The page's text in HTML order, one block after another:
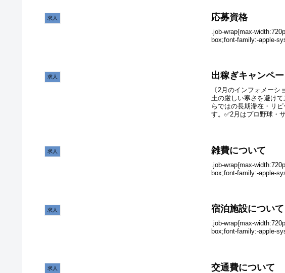
求人 応募資格
.job-wrap{max-
box;font-family:-apple-
求人 出稼ぎキャンペ
〔2月のインフォメー
土の厳しい寒さを避け
らではの長期滞在・リ
す。✅2月はプロ野球・
求人 雑費について
.job-wrap{max-
box;font-family:-apple-
求人 宿泊施設について
.job-wrap{max-
box;font-family:-apple-
求人 交通費について